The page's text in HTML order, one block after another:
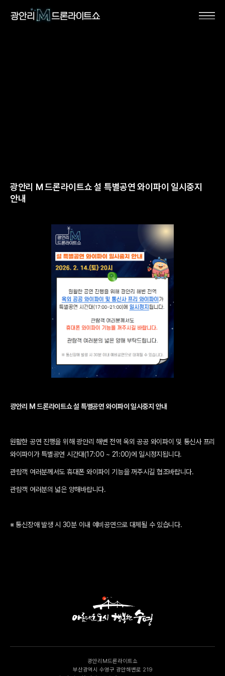
광안리 M 드론라이트쇼 설 특별공연 와이파이 일시중지
안내
광안리 M 드론라이트쇼 설 특별공연 와이파이 일시중지 안내
원활한 공연 진행을 위해 광안리 해변 전역 옥외 공공 와이파이 및 통신사 프리
와이파이가 특별공연 시간대(17:00 ~ 21:00)에 일시정지됩니다.
관람객 여러분께서도 휴대폰 와이파이 기능을 꺼주시길 협조바랍니다.
관람객 여러분의 넓은 양해바랍니다.‍
※ 통신장애 발생 시 30분 이내 예비공연으로 대체될 수 있습니다.
광안리M드론라이트쇼
부산광역시 수영구 광안해변로 219